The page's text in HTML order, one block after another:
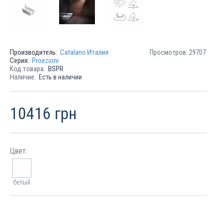
Просмотров: 29707
Производитель: Catalano Италия
Серия: Proezioni
Код товара: BSPR
Наличие: Есть в наличии
10416 грн
Цвет:
белый